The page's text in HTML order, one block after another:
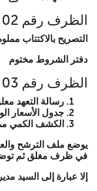
التصريح بالاكتتاب
دفتر الشروط مختوم
الظرف رقم 03 العرض المالي:
رسالة التعهد
جدول الأسعار
الكشف الكمي
يوضع ملف الترشح
ظرف مغلق ثم توضع
إلا عبارة إلى السيد
استشارة لا يفتح إلا من
الظرف رقم 02 العرض الثاني:
التصريح بالاكتتاب
دفتر الشروط مختوم
الظرف رقم 03 العرض المالي:
رسالة التعهد
جدول الأسعار
الكشف الكمي
يوضع ملف الترشح
في ظرف مغلق ثم توضع
إلا عبارة إلى السيد